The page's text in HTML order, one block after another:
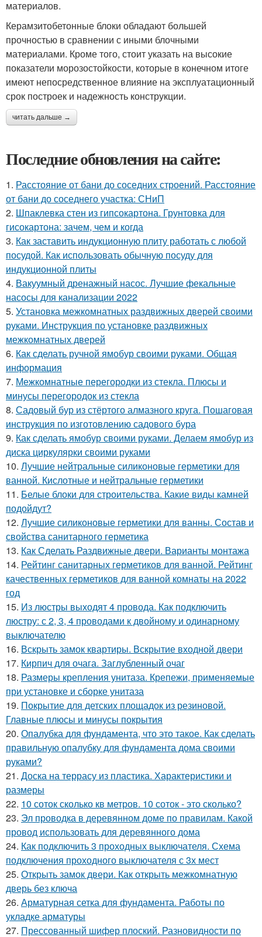
материалов.
Керамзитобетонные блоки обладают большей
прочностью в сравнении с иными блочными
материалами. Кроме того, стоит указать на высокие
показатели морозостойкости, которые в конечном итоге
имеют непосредственное влияние на эксплуатационный
срок построек и надежность конструкции.
читать дальше →
Последние обновления на сайте:
1. Расстояние от бани до соседних строений. Расстояние
от бани до соседнего участка: СНиП
2. Шпаклевка стен из гипсокартона. Грунтовка для
гисокартона: зачем, чем и когда
3. Как заставить индукционную плиту работать с любой
посудой. Как использовать обычную посуду для
индукционной плиты
4. Вакуумный дренажный насос. Лучшие фекальные
насосы для канализации 2022
5. Установка межкомнатных раздвижных дверей своими
руками. Инструкция по установке раздвижных
межкомнатных дверей
6. Как сделать ручной ямобур своими руками. Общая
информация
7. Межкомнатные перегородки из стекла. Плюсы и
минусы перегородок из стекла
8. Садовый бур из стёртого алмазного круга. Пошаговая
инструкция по изготовлению садового бура
9. Как сделать ямобур своими руками. Делаем ямобур из
диска циркулярки своими руками
10. Лучшие нейтральные силиконовые герметики для
ванной. Кислотные и нейтральные герметики
11. Белые блоки для строительства. Какие виды камней
подойдут?
12. Лучшие силиконовые герметики для ванны. Состав и
свойства санитарного герметика
13. Как Сделать Раздвижные двери. Варианты монтажа
14. Рейтинг санитарных герметиков для ванной. Рейтинг
качественных герметиков для ванной комнаты на 2022
год
15. Из люстры выходят 4 провода. Как подключить
люстру: с 2, 3, 4 проводами к двойному и одинарному
выключателю
16. Вскрыть замок квартиры. Вскрытие входной двери
17. Кирпич для очага. Заглубленный очаг
18. Размеры крепления унитаза. Крепежи, применяемые
при установке и сборке унитаза
19. Покрытие для детских площадок из резиновой.
Главные плюсы и минусы покрытия
20. Опалубка для фундамента, что это такое. Как сделать
правильную опалубку для фундамента дома своими
руками?
21. Доска на террасу из пластика. Характеристики и
размеры
22. 10 соток сколько кв метров. 10 соток - это сколько?
23. Эл проводка в деревянном доме по правилам. Какой
провод использовать для деревянного дома
24. Как подключить 3 проходных выключателя. Схема
подключения проходного выключателя с 3х мест
25. Открыть замок двери. Как открыть межкомнатную
дверь без ключа
26. Арматурная сетка для фундамента. Работы по
укладке арматуры
27. Прессованный шифер плоский. Разновидности по